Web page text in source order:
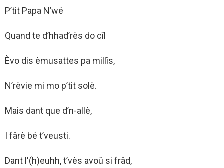
P’tit Papa N’wé
Quand te d’hhad’rès do cîl
Èvo dis èmusattes pa millîs,
N’rèvie mi mo p’tit solè.
Mais dant que d’n-allè,
I fârè bé t’veusti.
Dant l'(h)euhh, t’vès avoû si frâd,